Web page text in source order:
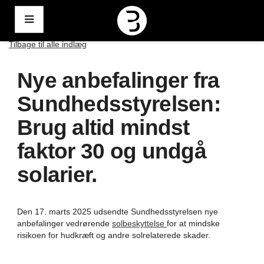
Videre
Tilbage til alle indlæg
Nye anbefalinger fra
Sundhedsstyrelsen:
Brug altid mindst
faktor 30 og undgå
solarier.
Den 17. marts 2025 udsendte Sundhedsstyrelsen nye
anbefalinger vedrørende solbeskyttelse for at mindske
risikoen for hudkræft og andre solrelaterede skader. ​